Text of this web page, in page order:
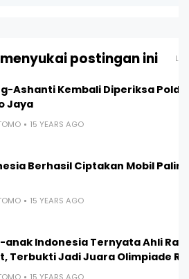
postingan ini
Ashanti Kembali Diperiksa Polda
Jaya
15 YEARS AGO
Berhasil Ciptakan Mobil
15 YEARS AGO
anak Indonesia Ternyata Ahli
Terbukti Jadi Juara Olimpiade